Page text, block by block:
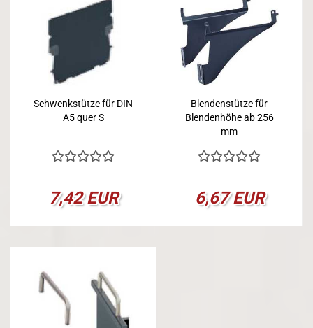
Schwenkstütze für DIN
A5 quer S
7,42 EUR
Blendenstütze für
Blendenhöhe ab 256
mm
6,67 EUR